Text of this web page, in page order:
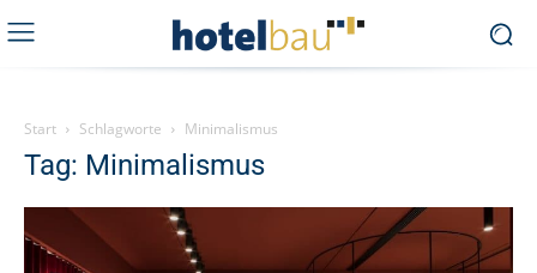
Start Schlagworte Minimalismus
Tag: Minimalismus